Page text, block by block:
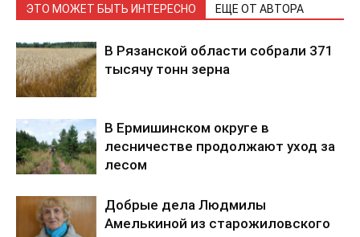
ЭТО МОЖЕТ БЫТЬ ИНТЕРЕСНО ЕЩЕ ОТ АВТОРА
В Рязанской области собрали 371
тысячу тонн зерна
В Ермишинском округе в
лесничестве продолжают уход за
лесом
Добрые дела Людмилы
Амелькиной из старожиловского